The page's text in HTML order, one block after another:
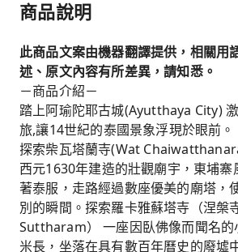
商品說明
此商品文案由機器翻譯提供，相關用
述、原文內容有所差異，請知悉。
－商品介紹－
踏上阿瑜陀耶古城(Ayutthaya City)
旅,讓14世紀的泰國景象浮現於眼前。
探索柴瓦塔蘭寺(Wat
西元1630年建造的壯觀廟宇，東埔寨
著泰服，走路經過數座優美的廟塔，
別的瞬間。探索羅卡雅蘇塔寺（涅槃
Suttharam） 一座因臥佛像而聞名的
米長，坐落在具有數百年曆史的廢墟